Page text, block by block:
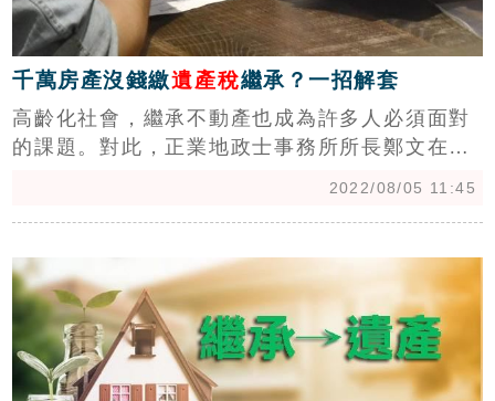
千萬房產沒錢繳遺產稅繼承？一招解套
高齡化社會，繼承不動產也成為許多人必須面對
的課題。對此，正業地政士事務所所長鄭文在表
2022/08/05 11:45